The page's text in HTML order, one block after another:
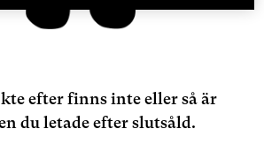
efter finns inte eller så är
du letade efter slutsåld.